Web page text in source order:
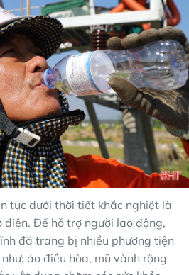
tục dưới thời tiết khắc nghiệt là
Để hỗ trợ người lao động,
đã trang bị nhiều phương tiện
áo điều hòa, mũ vành rộng